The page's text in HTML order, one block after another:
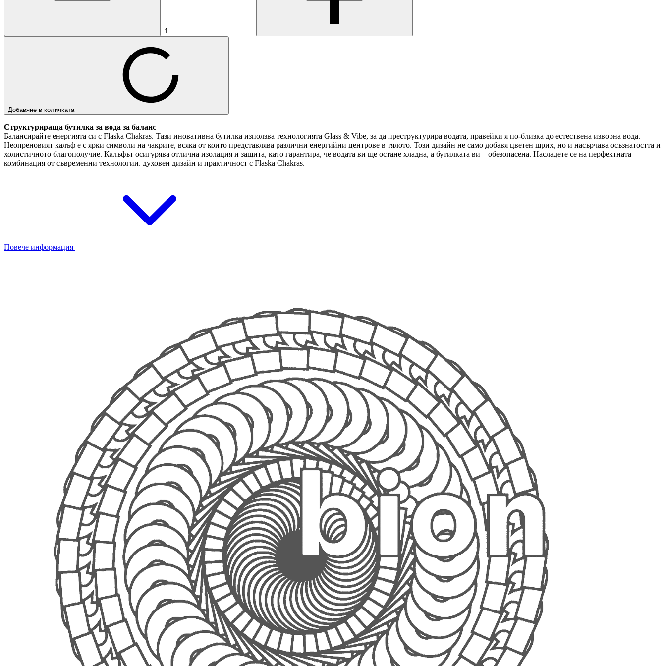
Добавяне в количката
Структурираща бутилка за вода за баланс
Балансирайте енергията си с Flaska Chakras. Тази иновативна бутилка използва технологията Glass & Vibe, за да преструктурира водата, правейки я по-близка до естествена изворна вода.
Неопреновият калъф е с ярки символи на чакрите, всяка от които представлява различни енергийни центрове в тялото. Този дизайн не само добавя цветен щрих, но и насърчава осъзнатостта и
холистичното благополучие. Калъфът осигурява отлична изолация и защита, като гарантира, че водата ви ще остане хладна, а бутилката ви – обезопасена. Насладете се на перфектната
комбинация от съвременни технологии, духовен дизайн и практичност с Flaska Chakras.
Повече информация